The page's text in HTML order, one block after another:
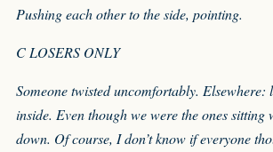
Pushing each other to the side, pointing.
C LOSERS ONLY
Someone twisted uncomfortably. Elsewhere:
inside. Even though we were the ones sitting
down. Of course, I don’t know if everyone